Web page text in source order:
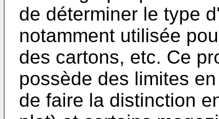
de déterminer le type
notamment utilisée
des cartons, etc. Ce
possède des limites
de faire la distinction